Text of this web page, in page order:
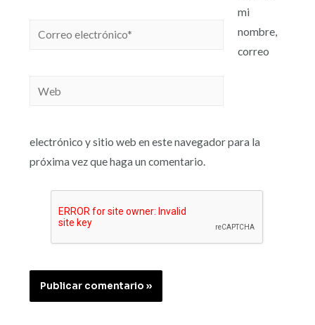
mi
nombre,
correo
electrónico y sitio web en este navegador para la
próxima vez que haga un comentario.